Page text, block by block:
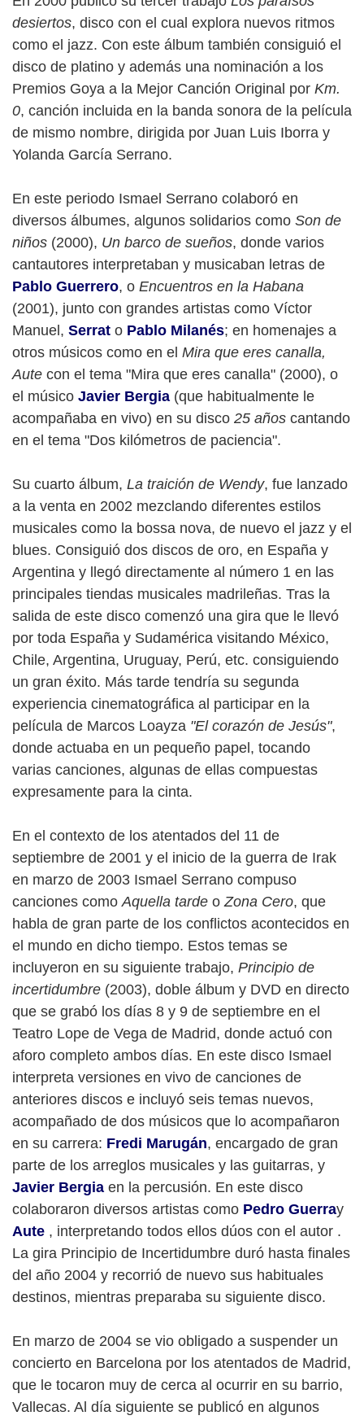
desiertos, disco con el cual explora nuevos ritmos
como el jazz. Con este álbum también consiguió el
disco de platino y además una nominación a los
Premios Goya a la Mejor Canción Original por Km.
0, canción incluida en la banda sonora de la película
de mismo nombre, dirigida por Juan Luis Iborra y
Yolanda García Serrano.
En este periodo Ismael Serrano colaboró en
diversos álbumes, algunos solidarios como Son de
niños (2000), Un barco de sueños, donde varios
cantautores interpretaban y musicaban letras de
Pablo Guerrero, o Encuentros en la Habana
(2001), junto con grandes artistas como Víctor
Manuel, Serrat o Pablo Milanés; en homenajes a
otros músicos como en el Mira que eres canalla,
Aute con el tema "Mira que eres canalla" (2000), o
el músico Javier Bergia (que habitualmente le
acompañaba en vivo) en su disco 25 años cantando
en el tema "Dos kilómetros de paciencia".
Su cuarto álbum, La traición de Wendy, fue lanzado
a la venta en 2002 mezclando diferentes estilos
musicales como la bossa nova, de nuevo el jazz y el
blues. Consiguió dos discos de oro, en España y
Argentina y llegó directamente al número 1 en las
principales tiendas musicales madrileñas. Tras la
salida de este disco comenzó una gira que le llevó
por toda España y Sudamérica visitando México,
Chile, Argentina, Uruguay, Perú, etc. consiguiendo
un gran éxito. Más tarde tendría su segunda
experiencia cinematográfica al participar en la
película de Marcos Loayza "El corazón de Jesús",
donde actuaba en un pequeño papel, tocando
varias canciones, algunas de ellas compuestas
expresamente para la cinta.
En el contexto de los atentados del 11 de
septiembre de 2001 y el inicio de la guerra de Irak
en marzo de 2003 Ismael Serrano compuso
canciones comoAquella tarde oZona Cero, que
habla de gran parte de los conflictos acontecidos en
el mundo en dicho tiempo. Estos temas se
incluyeron en su siguiente trabajo, Principio de
incertidumbre (2003), doble álbum y DVD en directo
que se grabó los días 8 y 9 de septiembre en el
Teatro Lope de Vega de Madrid, donde actuó con
aforo completo ambos días. En este disco Ismael
interpreta versiones en vivo de canciones de
anteriores discos e incluyó seis temas nuevos,
acompañado de dos músicos que lo acompañaron
en su carrera: Fredi Marugán, encargado de gran
parte de los arreglos musicales y las guitarras, y
Javier Bergia en la percusión. En este disco
colaboraron diversos artistas como Pedro Guerray
Aute , interpretando todos ellos dúos con el autor .
La gira Principio de Incertidumbre duró hasta finales
del año 2004 y recorrió de nuevo sus habituales
destinos, mientras preparaba su siguiente disco.
En marzo de 2004 se vio obligado a suspender un
concierto en Barcelona por los atentados de Madrid,
que le tocaron muy de cerca al ocurrir en su barrio,
Vallecas. Al día siguiente se publicó en algunos